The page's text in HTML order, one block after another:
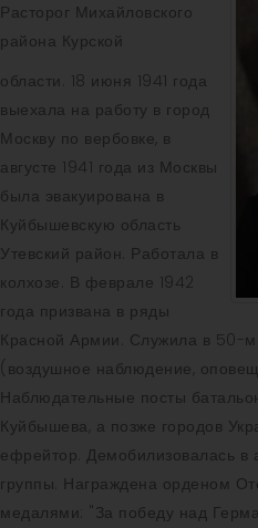
Расторог Михайловского
района Курской
области. 18 июня 1941 года
выехала на работу в город
Москву по вербовке, в
августе 1941 года из Москвы
была эвакуирована в
Куйбышевскую область
Утевский район. Работала в
колхозе. В феврале 1942
года призвана в ряды
Красной Армии. Служила в 50-
(воздушное наблюдение,
Наблюдательные посты
Куйбышева, а позже городов
ефрейтор. Демобилизовалась в
группы. Награждена орденом
медалями: "За победу над